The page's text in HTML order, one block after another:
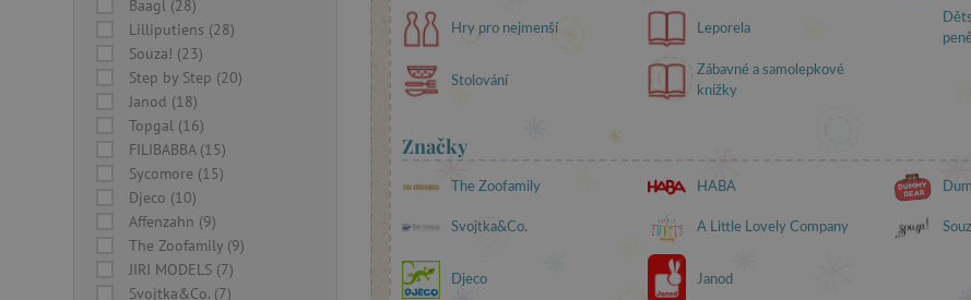
Baagl (28)
Lilliputiens (28)
Souza! (23)
Step by Step (20)
Janod (18)
Topgal (16)
FILIBABBA (15)
Sycomore (15)
Djeco (10)
Affenzahn (9)
The Zoofamily (9)
JIRI MODELS (7)
Svojtka&Co. (7)
Hry pro nejmenší Leporela
Stolování
Zábavné a samolepkové
knížky
Značky
The Zoofamily HABA
Svojtka&Co. A Little Lovely Company
Djeco Janod